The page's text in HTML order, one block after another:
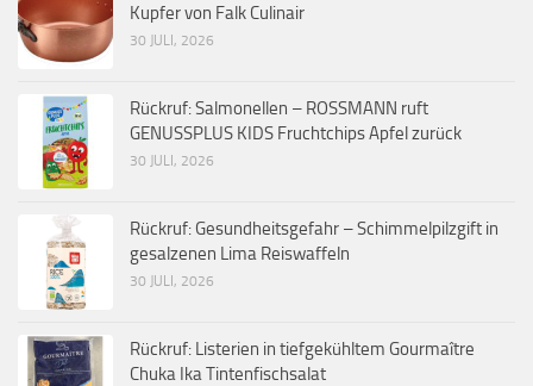
Kupfer von Falk Culinair
30 JULI, 2026
Rückruf: Salmonellen – ROSSMANN ruft
GENUSSPLUS KIDS Fruchtchips Apfel zurück
30 JULI, 2026
Rückruf: Gesundheitsgefahr – Schimmelpilzgift in
gesalzenen Lima Reiswaffeln
30 JULI, 2026
Rückruf: Listerien in tiefgekühltem Gourmaître
Chuka Ika Tintenfischsalat